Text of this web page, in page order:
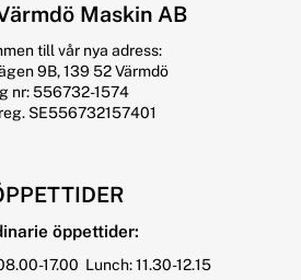
Maskin AB
till vår nya adress:
9B, 139 52 Värmdö
nr: 556732-1574
SE556732157401
öppettider:
17.00 Lunch: 11.30-12.15